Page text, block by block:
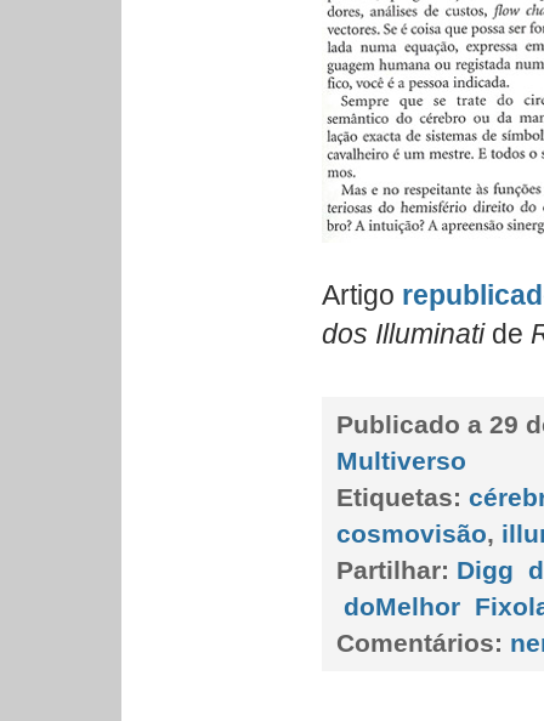
Artigo
dos Illuminatide
Publicado a 29
Multiverso
Etiquetas:
cosmovisão,
Partilhar: Digg
doMelhor
Comentários: